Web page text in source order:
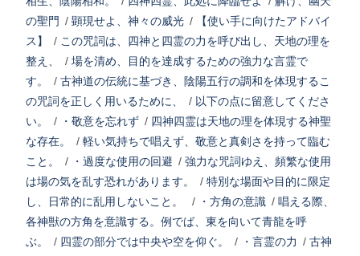
の聖門 / 顕現せよ、神々の威光 /
【使い手に向けたアドバイ
ス】
/ この咒詞は、四神と四霊の力を呼び出し、天地の理を
整え、
/ 場を清め、目的を達成するための強力な言霊で
す。
/ 古神道の伝統に基づき、陰陽五行の調和を体現するこ
の咒詞を正しく用いるために、
/ 以下の点に留意してくださ
い。
/ ・敬意を忘れず / 四神四霊は天地の理を体現する神聖
な存在。
/ 軽い気持ちで唱えず、敬意と真剣さを持って臨む
こと。
/ ・過度な使用の回避 / 強力な咒詞ゆえ、頻繁な使用
は場の気を乱す恐れがあります。
/ 特別な場面や目的に限定
し、日常的に乱用しないこと。
/ ・方角の意識 / 唱える際、
各神獣の方角を意識する。例でば、東を向いて青龍を呼
ぶ。
/ 四霊の部分では中央や空を仰ぐ。 / ・言霊の力 / 古神